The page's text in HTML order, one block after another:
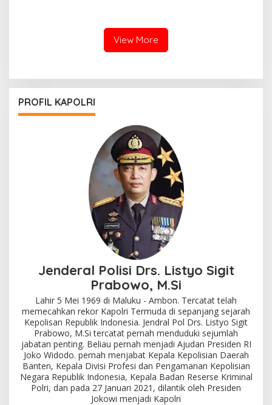
View More
PROFIL KAPOLRI
Jenderal Polisi Drs. Listyo Sigit
Prabowo, M.Si
Lahir 5 Mei 1969 di Maluku - Ambon. Tercatat telah
memecahkan rekor Kapolri Termuda di sepanjang sejarah
Kepolisan Republik Indonesia. Jendral Pol Drs. Listyo Sigit
Prabowo, M.Si tercatat pernah menduduki sejumlah
jabatan penting. Beliau pernah menjadi Ajudan Presiden RI
Joko Widodo. pernah menjabat Kepala Kepolisian Daerah
Banten, Kepala Divisi Profesi dan Pengamanan Kepolisian
Negara Republik Indonesia, Kepala Badan Reserse Kriminal
Polri, dan pada 27 Januari 2021, dilantik oleh Presiden
Jokowi menjadi Kapolri